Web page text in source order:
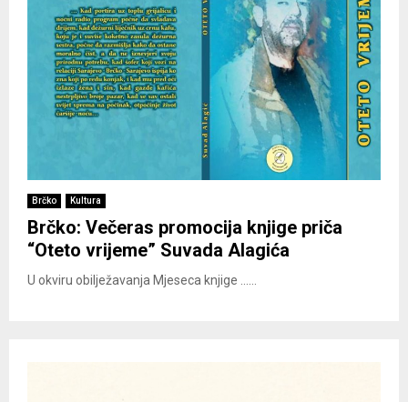
Brčko Kultura
Brčko: Večeras promocija knjige priča
“Oteto vrijeme” Suvada Alagića
U okviru obilježavanja Mjeseca knjige ......